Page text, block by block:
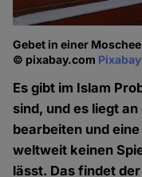
Gebet in einer
© pixabay.com
Es gibt im Islam
sind, und es liegt
bearbeiten und
weltweit keinen
lässt. Das findet